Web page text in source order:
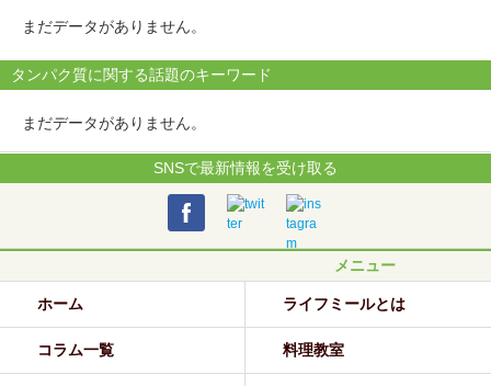
まだデータがありません。
タンパク質に関する話題のキーワード
まだデータがありません。
SNSで最新情報を受け取る
メニュー
ホーム ライフミールとは
コラム一覧 料理教室